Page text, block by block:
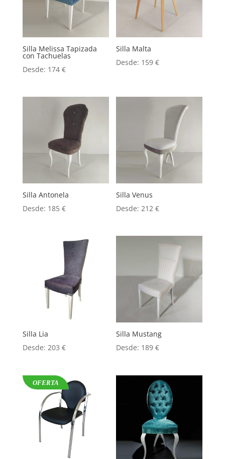
Silla Melissa Tapizada
con Tachuelas
Desde: 174 €
Silla Malta
Desde: 159€
Silla Antonela
Desde: 185 €
Silla Venus
Desde:212€
Silla Lia
Desde: 203 €
Silla Mustang
Desde: 189€
OFERTA